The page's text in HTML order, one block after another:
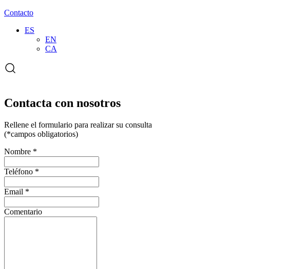
Contacto
ES
EN
CA
Abrir
el
Contacta con nosotros
Rellene el formulario para realizar su consulta
(*campos obligatorios)
Nombre *
Teléfono *
Email *
Comentario